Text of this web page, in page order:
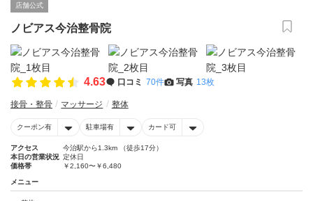
店舗公式
ノビアス今治整骨院
4.63 口コミ 70件 写真 13枚
接骨・整骨 マッサージ 整体
クーポン有 駐車場有 カード可
アクセス
今治駅から1.3km （徒歩17分）
本日の営業状況 定休日
価格帯
￥2,160〜￥6,480
メニュー